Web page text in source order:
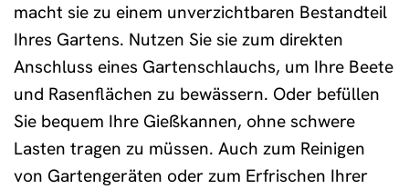
macht sie zu einem unverzichtbaren Bestandteil
Ihres Gartens. Nutzen Sie sie zum direkten
Anschluss eines Gartenschlauchs, um Ihre Beete
und Rasenflächen zu bewässern. Oder befüllen
Sie bequem Ihre Gießkannen, ohne schwere
Lasten tragen zu müssen. Auch zum Reinigen
von Gartengeräten oder zum Erfrischen Ihrer